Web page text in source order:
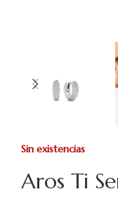
Aros Ti
Sin existencias